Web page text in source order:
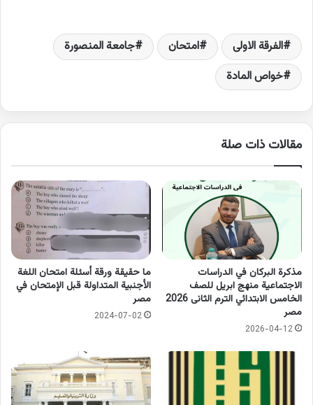
الفرقة الاولى امتحان
جامعة المنصورة
خواص المادة
مقالات ذات صلة
مذكرة البركان في الدراسات
الاجتماعية منهج ابريل للصف
الخامس الابتدائي الترم الثانى 2026
مصر
2026-04-12
ما حقيقة ورقة أسئلة امتحان اللغة
الأجنبية المتداولة قبل الإمتحان في
مصر
2024-07-02